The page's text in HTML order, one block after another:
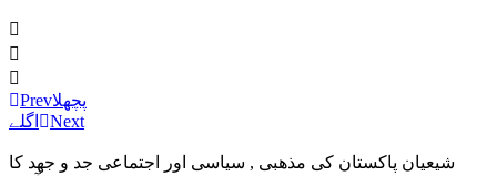
Prevپچھلا
اگلے
Next
شیعیان پاکستان کی مذهبی , سیاسی اور اجتماعی جد و جهد کا